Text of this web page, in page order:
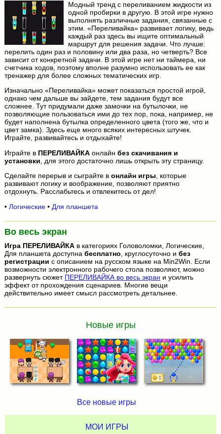
Модный тренд с переливанием жидкости из
одной пробирки в другую. В этой игре нужно
выполнять различные задания, связанные с
этим. «Переливайка» развивает логику, ведь
каждый раз здесь вы ищите оптимальный
маршрут для решения задачи. Что лучше:
перелить один раз и половину или два раза, но четверть? Все
зависит от конкретной задачи. В этой игре нет ни таймера, ни
счетчика ходов, поэтому вполне разумно использовать ее как
тренажер для более сложных тематических игр.
Изначально «Переливайка» может показаться простой игрой,
однако чем дальше вы зайдете, тем задания будут все
сложнее. Тут придумали даже замочки на бутылочки, не
позволяющие пользоваться ими до тех пор, пока, например, не
будет наполнена бутылка определенного цвета (того же, что и
цвет замка). Здесь еще много всяких интересных штучек.
Играйте, развивайтесь и отдыхайте!
Играйте в ПЕРЕЛИВАЙКАонлайн без скачивания и
установки , для этого достаточно лишь открыть эту страницу.
Сделайте перерыв и сыграйте в онлайн игры, которые
развивают логику и воображение, позволяют приятно
отдохнуть. Расслабьтесь и отвлекитесь от дел!
• Логические• Для планшета
Во весь экран
Игра ПЕРЕЛИВАЙКАв категориях Головоломки, Логические,
Для планшета доступна бесплатно , круглосуточно и без
регистрации с описанием на русском языке на Min2Win. Если
возможности электронного рабочего стола позволяют, можно
развернуть сюжет ПЕРЕЛИВАЙКА во весь экран и усилить
эффект от прохождения сценариев. Многие вещи
действительно имеет смысл рассмотреть детальнее.
Новые игры
Все новые игры
МОИ ИГРЫ